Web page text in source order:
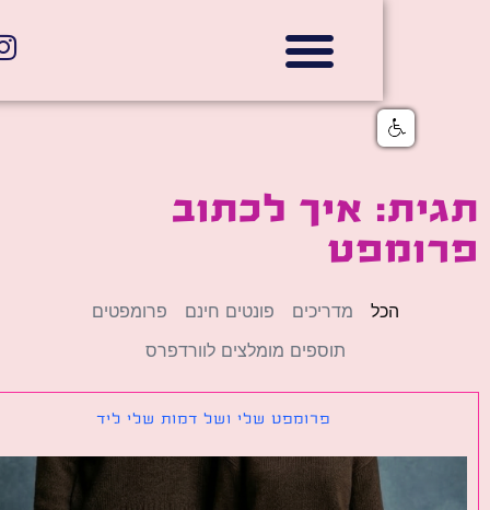
איך לכתוב
מדריכים פונטים חינם
פרומפטים
תוספים מומלצים לוורדפרס
פרומפט שלי ושל דמות שלי ליד